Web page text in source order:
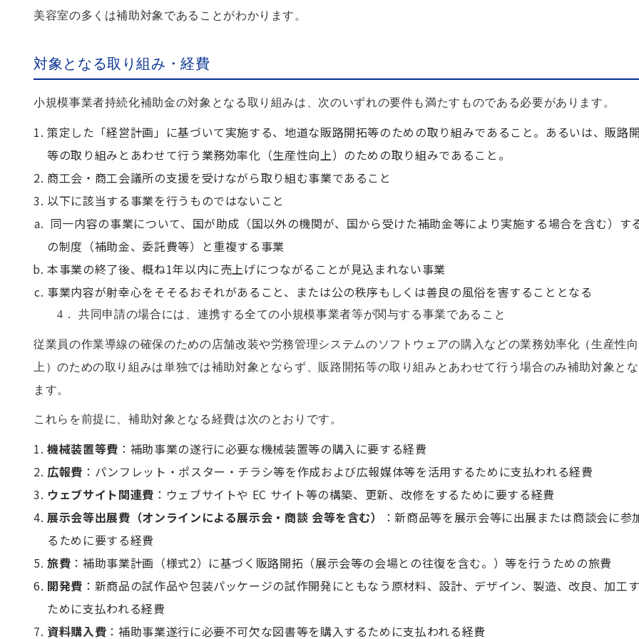
美容室の多くは補助対象であることがわかります。
対象となる取り組み・経費
小規模事業者持続化補助金の対象となる取り組みは、次のいずれの要件も満たすものである必要があります。
策定した「経営計画」に基づいて実施する、地道な販路開拓等のための取り組みであること。あるいは、販路
等の取り組みとあわせて行う業務効率化（生産性向上）のための取り組みであること。
商工会・商工会議所の支援を受けながら取り組む事業であること
以下に該当する事業を行うものではないこと
同一内容の事業について、国が助成（国以外の機関が、国から受けた補助金等により実施する場合を含む）す
の制度（補助金、委託費等）と重複する事業
本事業の終了後、概ね1年以内に売上げにつながることが見込まれない事業
事業内容が射幸心をそそるおそれがあること、または公の秩序もしくは善良の風俗を害することとなる
4． 共同申請の場合には、連携する全ての小規模事業者等が関与する事業であること
従業員の作業導線の確保のための店舗改装や労務管理システムのソフトウェアの購入などの業務効率化（生産性向
上）のための取り組みは単独では補助対象とならず、販路開拓等の取り組みとあわせて行う場合のみ補助対象とな
ます。
これらを前提に、補助対象となる経費は次のとおりです。
機械装置等費 ：補助事業の遂行に必要な機械装置等の購入に要する経費
広報費 ：パンフレット・ポスター・チラシ等を作成および広報媒体等を活用するために支払われる経費
ウェブサイト関連費 ：ウェブサイトや EC サイト等の構築、更新、改修をするために要する経費
展示会等出展費（オンラインによる展示会・商談 会等を含む）
：新商品等を展示会等に出展または商談会に参
るために要する経費
旅費 ：補助事業計画（様式2）に基づく販路開拓（展示会等の会場との往復を含む。）等を行うための旅費
開発費 ：新商品の試作品や包装パッケージの試作開発にともなう原材料、設計、デザイン、製造、改良、加工
ために支払われる経費
資料購入費 ：補助事業遂行に必要不可欠な図書等を購入するために支払われる経費